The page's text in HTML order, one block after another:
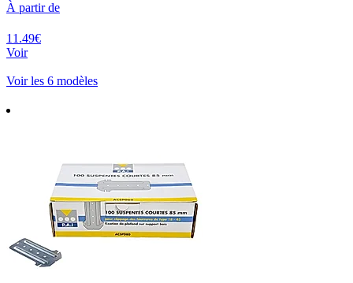
À partir de
11.49€
Voir
Voir les 6 modèles